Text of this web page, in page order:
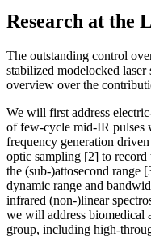
Research at the
The outstanding control
stabilized modelocked
overview over the
We will first address
of few-cycle mid-IR pulses
frequency generation
optic sampling [2] to
the (sub-)attosecond range
dynamic range and
infrared (non-)linear
we will address biomedical
group, including high-